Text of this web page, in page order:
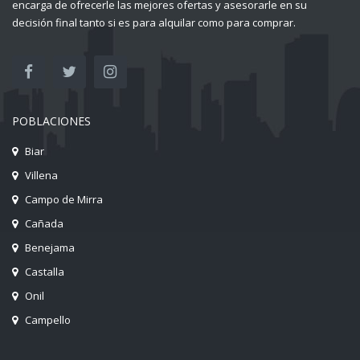
encarga de ofrecerle las mejores ofertas y asesorarle en su
decisión final tanto si es para alquilar como para comprar.
POBLACIONES
Biar
Villena
Campo de Mirra
Cañada
Benejama
Castalla
Onil
Campello